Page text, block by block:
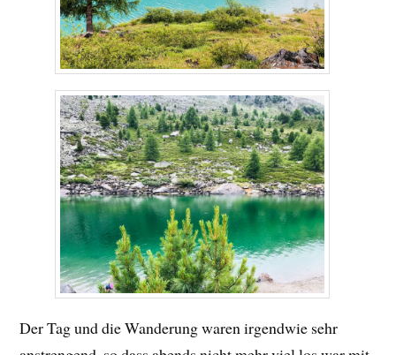
Der Tag und die Wanderung waren irgendwie sehr